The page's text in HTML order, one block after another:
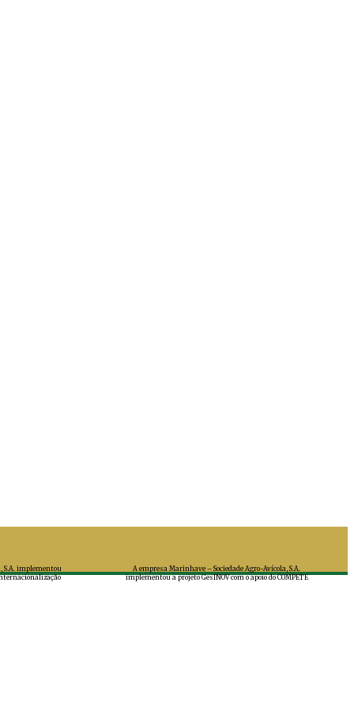
A empresa Marinhave – Sociedade Agro-Avícola, S.A.
implementou a projeto GesINOV com o apoio do COMPETE
S.A. implementou